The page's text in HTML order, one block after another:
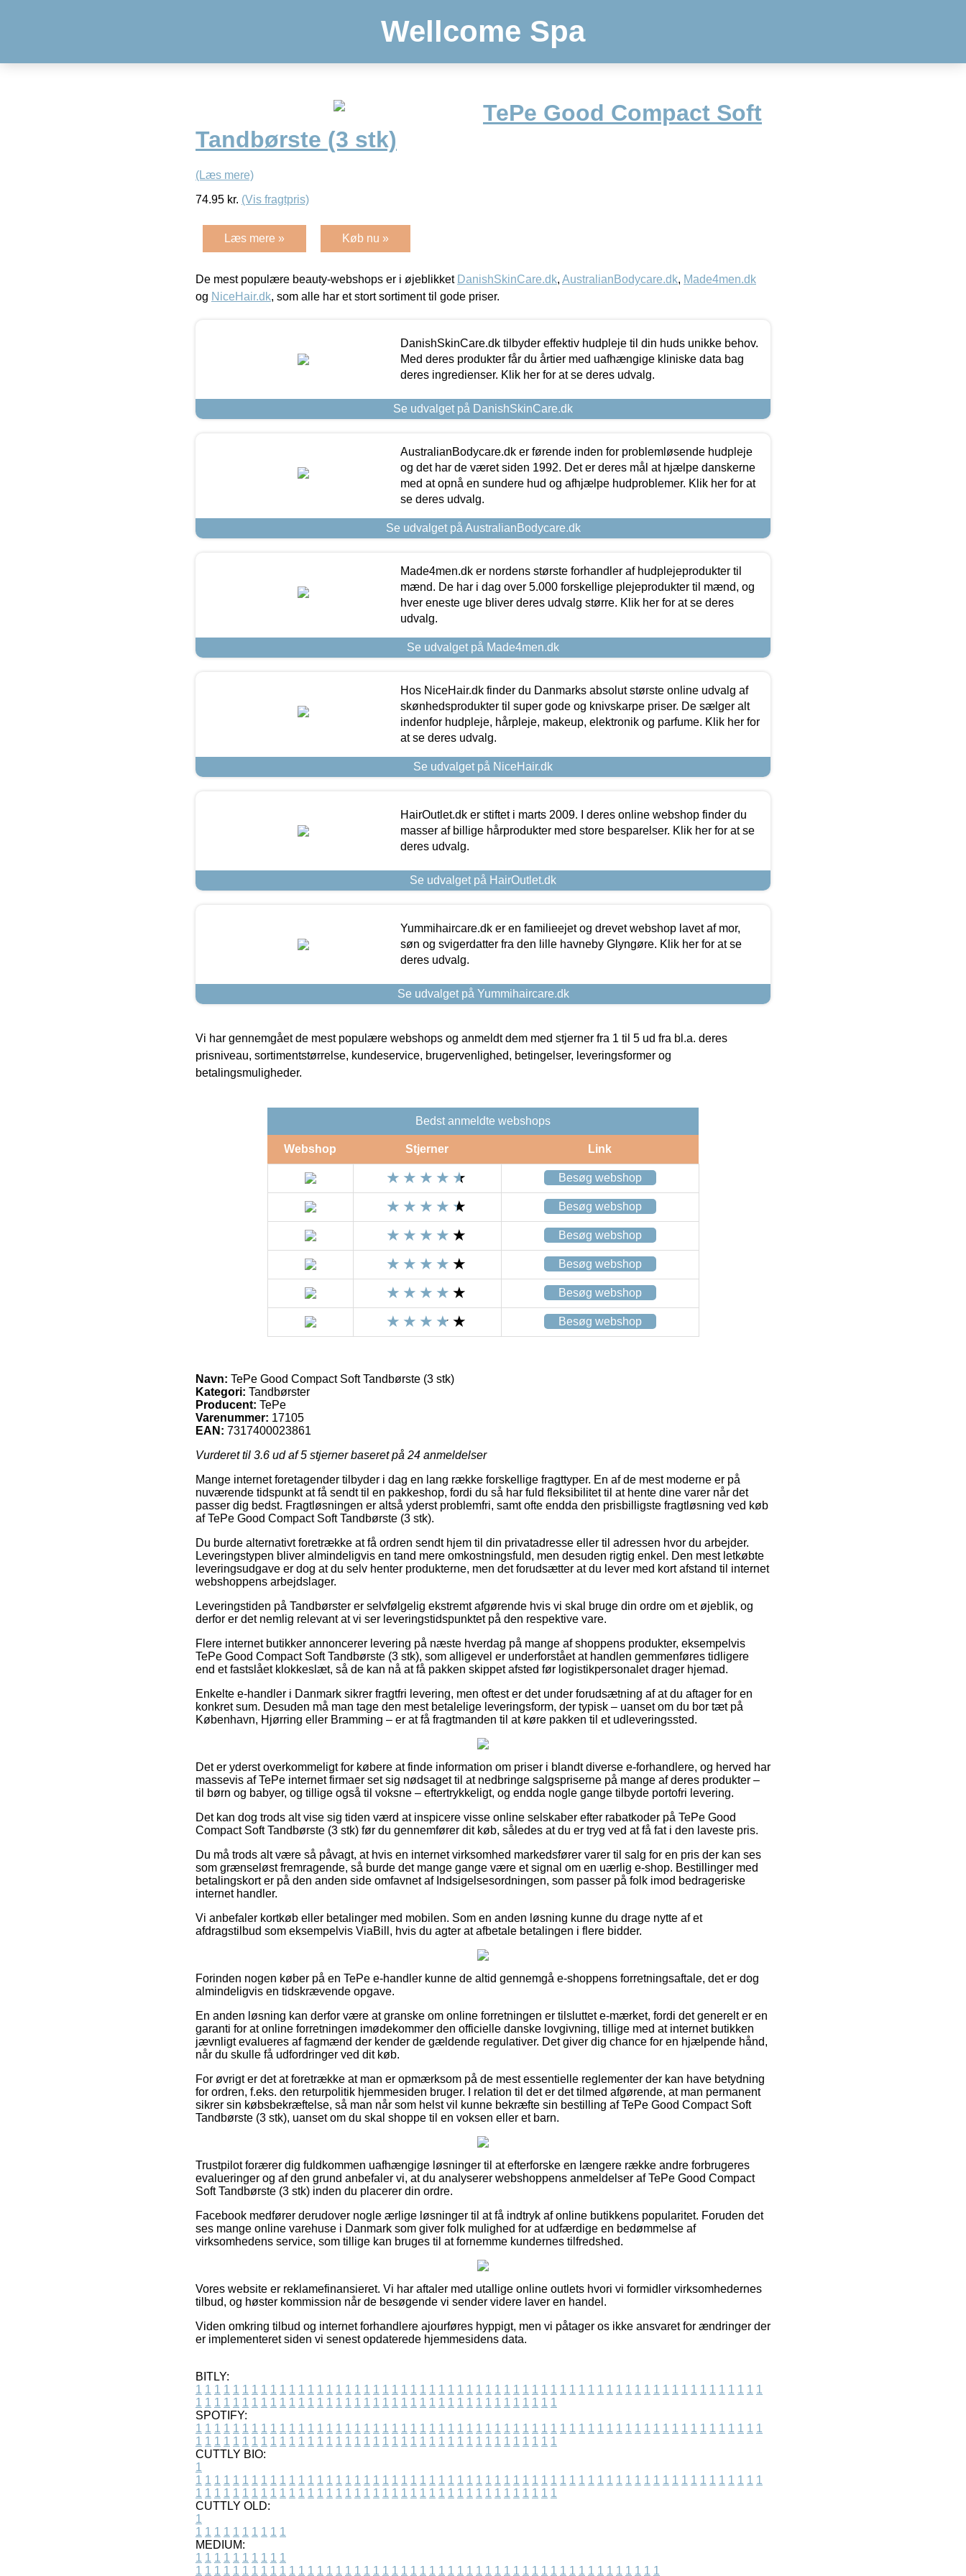
Wellcome Spa
TePe Good Compact Soft
Tandbørste (3 stk)
(Læs mere)
74.95 kr. (Vis fragtpris)
Læs mere » Køb nu »
De mest populære beauty-webshops er i øjeblikket DanishSkinCare.dk, AustralianBodycare.dk, Made4men.dk
og NiceHair.dk, som alle har et stort sortiment til gode priser.
DanishSkinCare.dk tilbyder effektiv hudpleje til din huds unikke behov.
Med deres produkter får du årtier med uafhængige kliniske data bag
deres ingredienser. Klik her for at se deres udvalg.
Se udvalget på DanishSkinCare.dk
AustralianBodycare.dk er førende inden for problemløsende hudpleje
og det har de været siden 1992. Det er deres mål at hjælpe danskerne
med at opnå en sundere hud og afhjælpe hudproblemer. Klik her for at
se deres udvalg.
Se udvalget på AustralianBodycare.dk
Made4men.dk er nordens største forhandler af hudplejeprodukter til
mænd. De har i dag over 5.000 forskellige plejeprodukter til mænd, og
hver eneste uge bliver deres udvalg større. Klik her for at se deres
udvalg.
Se udvalget på Made4men.dk
Hos NiceHair.dk finder du Danmarks absolut største online udvalg af
skønhedsprodukter til super gode og knivskarpe priser. De sælger alt
indenfor hudpleje, hårpleje, makeup, elektronik og parfume. Klik her for
at se deres udvalg.
Se udvalget på NiceHair.dk
HairOutlet.dk er stiftet i marts 2009. I deres online webshop finder du
masser af billige hårprodukter med store besparelser. Klik her for at se
deres udvalg.
Se udvalget på HairOutlet.dk
Yummihaircare.dk er en familieejet og drevet webshop lavet af mor,
søn og svigerdatter fra den lille havneby Glyngøre. Klik her for at se
deres udvalg.
Se udvalget på Yummihaircare.dk
Vi har gennemgået de mest populære webshops og anmeldt dem med stjerner fra 1 til 5 ud fra bl.a. deres
prisniveau, sortimentstørrelse, kundeservice, brugervenlighed, betingelser, leveringsformer og
betalingsmuligheder.
Bedst anmeldte webshops
Webshop Stjerner Link
Besøg webshop
Besøg webshop
Besøg webshop
Besøg webshop
Besøg webshop
Besøg webshop
Navn: TePe Good Compact Soft Tandbørste (3 stk)
Kategori: Tandbørster
Producent: TePe
Varenummer: 17105
EAN: 7317400023861
Vurderet til 3.6 ud af 5 stjerner baseret på 24 anmeldelser
Mange internet foretagender tilbyder i dag en lang række forskellige fragttyper. En af de mest moderne er på
nuværende tidspunkt at få sendt til en pakkeshop, fordi du så har fuld fleksibilitet til at hente dine varer når det
passer dig bedst. Fragtløsningen er altså yderst problemfri, samt ofte endda den prisbilligste fragtløsning ved køb
af TePe Good Compact Soft Tandbørste (3 stk).
Du burde alternativt foretrække at få ordren sendt hjem til din privatadresse eller til adressen hvor du arbejder.
Leveringstypen bliver almindeligvis en tand mere omkostningsfuld, men desuden rigtig enkel. Den mest letkøbte
leveringsudgave er dog at du selv henter produkterne, men det forudsætter at du lever med kort afstand til internet
webshoppens arbejdslager.
Leveringstiden på Tandbørster er selvfølgelig ekstremt afgørende hvis vi skal bruge din ordre om et øjeblik, og
derfor er det nemlig relevant at vi ser leveringstidspunktet på den respektive vare.
Flere internet butikker annoncerer levering på næste hverdag på mange af shoppens produkter, eksempelvis
TePe Good Compact Soft Tandbørste (3 stk), som alligevel er underforstået at handlen gemmenføres tidligere
end et fastslået klokkeslæt, så de kan nå at få pakken skippet afsted før logistikpersonalet drager hjemad.
Enkelte e-handler i Danmark sikrer fragtfri levering, men oftest er det under forudsætning af at du aftager for en
konkret sum. Desuden må man tage den mest betalelige leveringsform, der typisk – uanset om du bor tæt på
København, Hjørring eller Bramming – er at få fragtmanden til at køre pakken til et udleveringssted.
Det er yderst overkommeligt for købere at finde information om priser i blandt diverse e-forhandlere, og herved har
massevis af TePe internet firmaer set sig nødsaget til at nedbringe salgspriserne på mange af deres produkter –
til børn og babyer, og tillige også til voksne – eftertrykkeligt, og endda nogle gange tilbyde portofri levering.
Det kan dog trods alt vise sig tiden værd at inspicere visse online selskaber efter rabatkoder på TePe Good
Compact Soft Tandbørste (3 stk) før du gennemfører dit køb, således at du er tryg ved at få fat i den laveste pris.
Du må trods alt være så påvagt, at hvis en internet virksomhed markedsfører varer til salg for en pris der kan ses
som grænseløst fremragende, så burde det mange gange være et signal om en uærlig e-shop. Bestillinger med
betalingskort er på den anden side omfavnet af Indsigelsesordningen, som passer på folk imod bedrageriske
internet handler.
Vi anbefaler kortkøb eller betalinger med mobilen. Som en anden løsning kunne du drage nytte af et
afdragstilbud som eksempelvis ViaBill, hvis du agter at afbetale betalingen i flere bidder.
Forinden nogen køber på en TePe e-handler kunne de altid gennemgå e-shoppens forretningsaftale, det er dog
almindeligvis en tidskrævende opgave.
En anden løsning kan derfor være at granske om online forretningen er tilsluttet e-mærket, fordi det generelt er en
garanti for at online forretningen imødekommer den officielle danske lovgivning, tillige med at internet butikken
jævnligt evalueres af fagmænd der kender de gældende regulativer. Det giver dig chance for en hjælpende hånd,
når du skulle få udfordringer ved dit køb.
For øvrigt er det at foretrække at man er opmærksom på de mest essentielle reglementer der kan have betydning
for ordren, f.eks. den returpolitik hjemmesiden bruger. I relation til det er det tilmed afgørende, at man permanent
sikrer sin købsbekræftelse, så man når som helst vil kunne bekræfte sin bestilling af TePe Good Compact Soft
Tandbørste (3 stk), uanset om du skal shoppe til en voksen eller et barn.
Trustpilot forærer dig fuldkommen uafhængige løsninger til at efterforske en længere række andre forbrugeres
evalueringer og af den grund anbefaler vi, at du analyserer webshoppens anmeldelser af TePe Good Compact
Soft Tandbørste (3 stk) inden du placerer din ordre.
Facebook medfører derudover nogle ærlige løsninger til at få indtryk af online butikkens popularitet. Foruden det
ses mange online varehuse i Danmark som giver folk mulighed for at udfærdige en bedømmelse af
virksomhedens service, som tillige kan bruges til at fornemme kundernes tilfredshed.
Vores website er reklamefinansieret. Vi har aftaler med utallige online outlets hvori vi formidler virksomhedernes
tilbud, og høster kommission når de besøgende vi sender videre laver en handel.
Viden omkring tilbud og internet forhandlere ajourføres hyppigt, men vi påtager os ikke ansvaret for ændringer der
er implementeret siden vi senest opdaterede hjemmesidens data.
BITLY:
1 1 1 1 1 1 1 1 1 1 1 1 1 1 1 1 1 1 1 1 1 1 1 1 1 1 1 1 1 1 1 1 1 1 1 1 1 1 1 1 1 1 1 1 1 1 1 1 1 1 1 1 1 1 1 1 1 1 1 1 1
1 1 1 1 1 1 1 1 1 1 1 1 1 1 1 1 1 1 1 1 1 1 1 1 1 1 1 1 1 1 1 1 1 1 1 1 1 1 1
SPOTIFY:
1 1 1 1 1 1 1 1 1 1 1 1 1 1 1 1 1 1 1 1 1 1 1 1 1 1 1 1 1 1 1 1 1 1 1 1 1 1 1 1 1 1 1 1 1 1 1 1 1 1 1 1 1 1 1 1 1 1 1 1 1
1 1 1 1 1 1 1 1 1 1 1 1 1 1 1 1 1 1 1 1 1 1 1 1 1 1 1 1 1 1 1 1 1 1 1 1 1 1 1
CUTTLY BIO:
1
1 1 1 1 1 1 1 1 1 1 1 1 1 1 1 1 1 1 1 1 1 1 1 1 1 1 1 1 1 1 1 1 1 1 1 1 1 1 1 1 1 1 1 1 1 1 1 1 1 1 1 1 1 1 1 1 1 1 1 1 1
1 1 1 1 1 1 1 1 1 1 1 1 1 1 1 1 1 1 1 1 1 1 1 1 1 1 1 1 1 1 1 1 1 1 1 1 1 1 1
CUTTLY OLD:
1
1 1 1 1 1 1 1 1 1 1
MEDIUM:
1 1 1 1 1 1 1 1 1 1
1 1 1 1 1 1 1 1 1 1 1 1 1 1 1 1 1 1 1 1 1 1 1 1 1 1 1 1 1 1 1 1 1 1 1 1 1 1 1 1 1 1 1 1 1 1 1 1 1 1